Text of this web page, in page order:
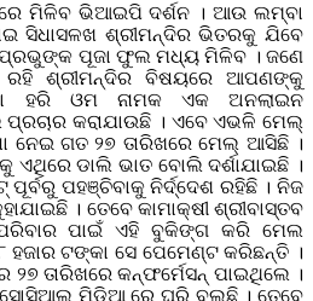
ମିଳିବ ଭିଆଇପି ଦର୍ଶନ । ଆଉ ଲମ୍ବା
ସିଧାସଳଖ ଶ୍ରୀମନ୍ଦିର ଭିତରକୁ ଯିବେ
ପୂଜା ଫୁଲ ମଧ୍ୟ ମିଳିବ । ଜଣେ
ଶ୍ରୀମନ୍ଦିର ବିଷୟରେ ଆପଣଙ୍କୁ
ହରି ଓମ ନାମକ ଏକ ଅନଲାଇନ
କରାଯାଉଛି । ଏବେ ଏଭଳି ମେଲ୍
ନେଇ ଗତ ୨୭ ତାରିଖରେ ମେଲ୍ ଆସିଛି ।
ଡାଲି ଭାତ ବୋଲି ଦର୍ଶାଯାଇଛି ।
ପହଞ୍ଚିବାକୁ ନିର୍ଦ୍ଦେଶ ରହିଛି । ନିଜ
। ତେବେ କାମାକ୍ଷୀ ଶ୍ରୀବାସ୍ତବ
ପାଇଁ ଏହି ବୁକିଙ୍ଗ କରି ମେଲ
ହଜାର ଟଙ୍କା ସେ ପେମେଣ୍ଟ କରିଛନ୍ତି ।
୨୭ ତାରିଖରେ କନ୍‌ଫର୍ମେସନ୍ ପାଇଥିଲେ ।
ମିଡ଼ିଆ ରେ ଘୁରି ବୁଲୁଛି । ତେବେ